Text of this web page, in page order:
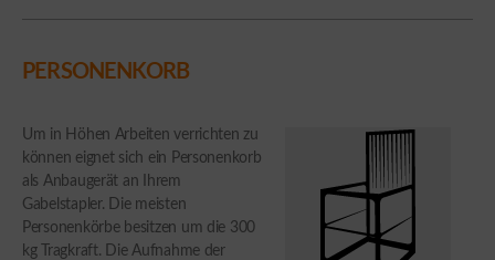
PERSONENKORB
Um in Höhen Arbeiten verrichten zu
können eignet sich ein Personenkorb
als Anbaugerät an Ihrem
Gabelstapler. Die meisten
Personenkörbe besitzen um die 300
kg Tragkraft. Die Aufnahme der